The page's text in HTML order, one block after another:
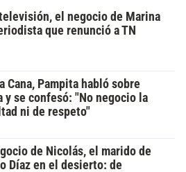
el negocio de Marina
que renunció a TN
Cana, Pampita habló sobre
y se confesó: "No negocio la
ni de respeto"
de Nicolás, el marido de
Díaz en el desierto: de